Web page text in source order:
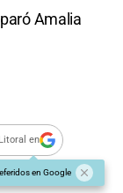
Amalia
en
en Google